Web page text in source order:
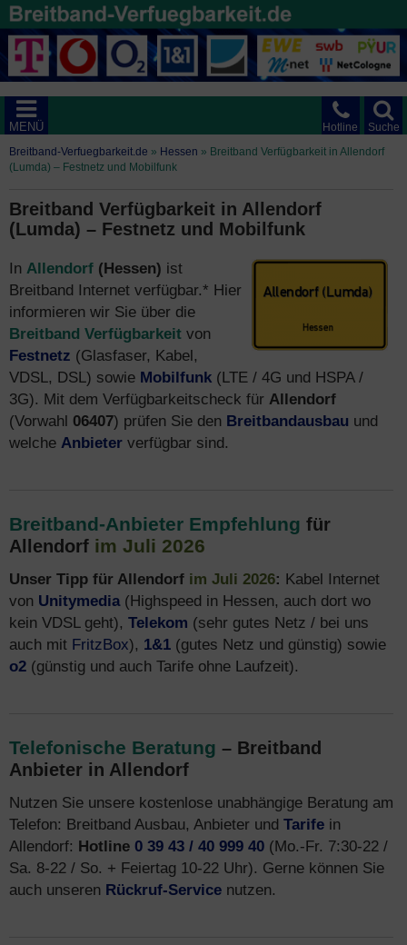
Suche
Hotline
MENÜ
Breitband-Verfuegbarkeit.de » Hessen » Breitband Verfügbarkeit in Allendorf
(Lumda) – Festnetz und Mobilfunk
Breitband Verfügbarkeit in Allendorf
(Lumda) – Festnetz und Mobilfunk
In Allendorf (Hessen) ist
Breitband Internet verfügbar.* Hier
informieren wir Sie über die
Breitband Verfügbarkeit von
Festnetz (Glasfaser, Kabel,
VDSL, DSL) sowie Mobilfunk (LTE / 4G und HSPA /
3G). Mit dem Verfügbarkeitscheck für Allendorf
(Vorwahl 06407) prüfen Sie den Breitbandausbau und
welche Anbieter verfügbar sind.
Breitband-Anbieter Empfehlung für
Allendorf im Juli 2026
Unser Tipp für Allendorf im Juli 2026: Kabel Internet
von Unitymedia(Highspeed in Hessen, auch dort wo
kein VDSL geht), Telekom (sehr gutes Netz / bei uns
auch mit FritzBox), 1&1 (gutes Netz und günstig) sowie
o2 (günstig und auch Tarife ohne Laufzeit).
Telefonische Beratung – Breitband
Anbieter in Allendorf
Nutzen Sie unsere kostenlose unabhängige Beratung am
Telefon: Breitband Ausbau, Anbieter und Tarife in
Allendorf: Hotline 0 39 43 / 40 999 40 (Mo.-Fr. 7:30-22 /
Sa. 8-22 / So. + Feiertag 10-22 Uhr). Gerne können Sie
auch unseren Rückruf-Service nutzen.